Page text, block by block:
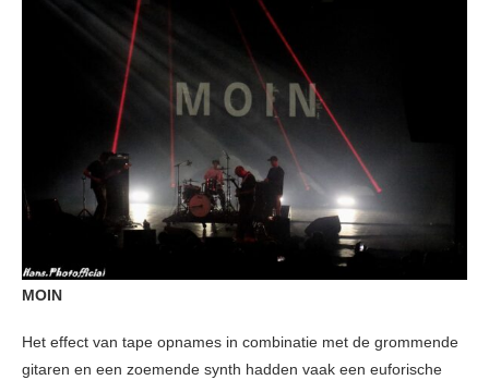
MOIN
Het effect van tape opnames in combinatie met de grommende
gitaren en een zoemende synth hadden vaak een euforische